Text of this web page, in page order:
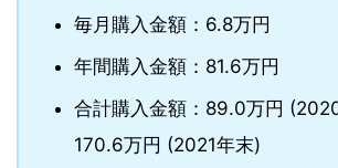
毎月購入金額：6.8万円
年間購入金額：81.6万円
合計購入金額：89.0万円
170.6万円 (2021年末)